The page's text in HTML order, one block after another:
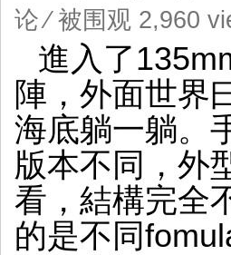
论⁄ 被围观 2,960
進入了
陣，外面世界
海底躺一躺。
版本不同，外
看，結構完全
的是不同